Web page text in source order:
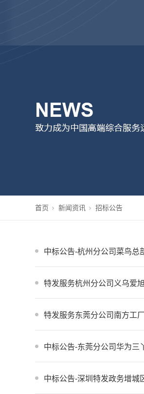
首页 新闻资讯 招标公告
中标公告-杭州分公司菜鸟总
特发服务杭州分公司义乌爱
特发服务东莞分公司南方工
中标公告-东莞分公司华为三
中标公告-深圳特发政务增城